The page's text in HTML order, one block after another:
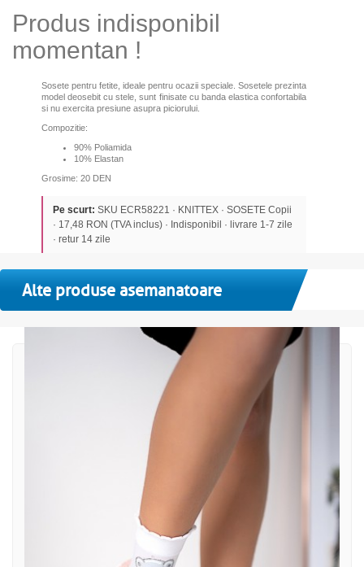
Produs indisponibil
momentan !
Sosete pentru fetite, ideale pentru ocazii speciale. Sosetele prezinta
model deosebit cu stele, sunt finisate cu banda elastica confortabila
si nu exercita presiune asupra piciorului.
Compozitie:
90% Poliamida
10% Elastan
Grosime: 20 DEN
Pe scurt: SKU ECR58221 · KNITTEX · SOSETE Copii
· 17,48 RON (TVA inclus) · Indisponibil · livrare 1-7 zile
· retur 14 zile
Alte produse asemanatoare